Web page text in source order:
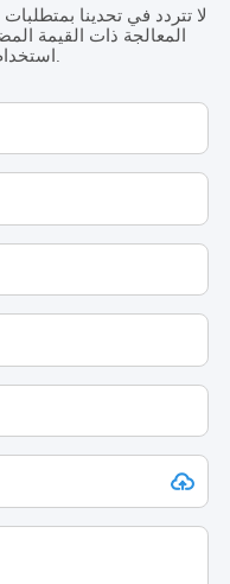
لا تتردد في تحدينا
المعالجة ذات القيمة
استخدام بريدنا الإلكتروني.